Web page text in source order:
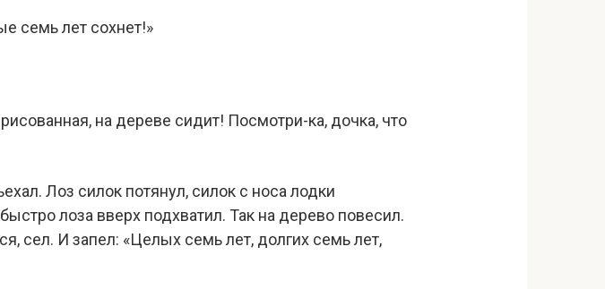
семь лет сохнет!»
на дереве сидит! Посмотри-ка, дочка, что
Лоз силок потянул, силок с носа лодки
лоза вверх подхватил. Так на дерево повесил.
сел. И запел: «Целых семь лет, долгих семь лет,